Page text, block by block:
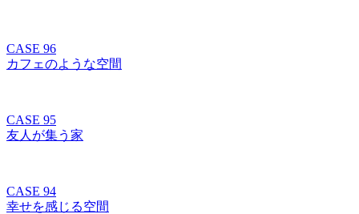
CASE 96
カフェのような空間
CASE 95
友人が集う家
CASE 94
幸せを感じる空間